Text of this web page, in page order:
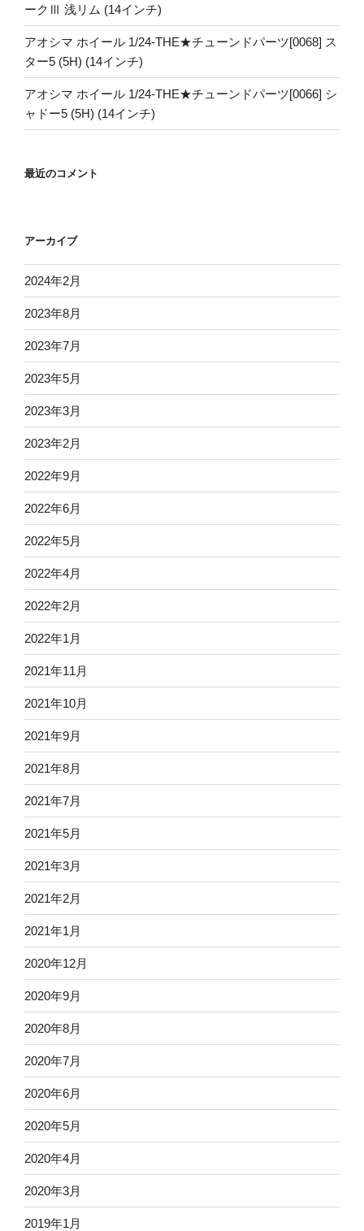
ークⅢ 浅リム (14インチ)
アオシマ ホイール 1/24-THE★チューンドパーツ[0068] ス
ター5 (5H) (14インチ)
アオシマ ホイール 1/24-THE★チューンドパーツ[0066] シ
ャドー5 (5H) (14インチ)
最近のコメント
アーカイブ
2024年2月
2023年8月
2023年7月
2023年5月
2023年3月
2023年2月
2022年9月
2022年6月
2022年5月
2022年4月
2022年2月
2022年1月
2021年11月
2021年10月
2021年9月
2021年8月
2021年7月
2021年5月
2021年3月
2021年2月
2021年1月
2020年12月
2020年9月
2020年8月
2020年7月
2020年6月
2020年5月
2020年4月
2020年3月
2019年1月